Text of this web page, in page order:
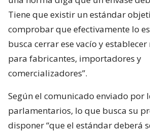
Tiene que existir un estándar
comprobar que efectivamente lo
busca cerrar ese vacío y
para fabricantes, importadores y
comercializadores”.
Según el comunicado enviado por
parlamentarios, lo que busca su
disponer “que el estándar deberá